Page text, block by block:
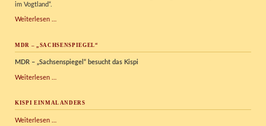
im Vogtland“.
Weiterlesen …
Award
Rotary
MDR – „SACHSENSPIEGEL“
MDR – „Sachsenspiegel“ besucht das Kispi
Weiterlesen …
KISPI EINMAL ANDERS
Weiterlesen …